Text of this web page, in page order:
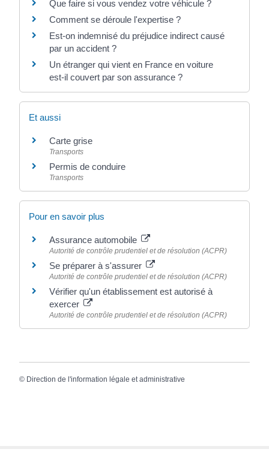
Que faire si vous vendez votre véhicule ?
Comment se déroule l'expertise ?
Est-on indemnisé du préjudice indirect causé
par un accident ?
Un étranger qui vient en France en voiture
est-il couvert par son assurance ?
Et aussi
Carte grise
Transports
Permis de conduire
Transports
Pour en savoir plus
Assurance automobile
Autorité de contrôle prudentiel et de résolution (ACPR)
Se préparer à s'assurer
Autorité de contrôle prudentiel et de résolution (ACPR)
Vérifier qu'un établissement est autorisé à
exercer
Autorité de contrôle prudentiel et de résolution (ACPR)
© Direction de l'information légale et administrative